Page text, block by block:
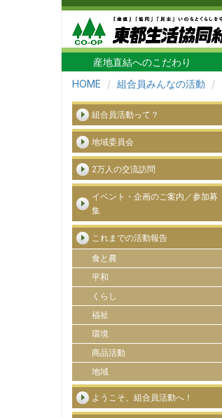
産地直結へのこだわり
HOME 組合員みんなの活動
組合員活動って？
地域委員会
2万人の交流訪問
イベント・企画のご案内／参加募
集
これまでの活動報告
食と農
平和
くらし
福祉
環境
商品活動
地域
ようこそ、組合員活動へ！